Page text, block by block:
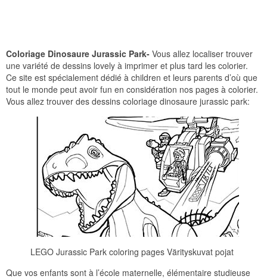
Coloriage Dinosaure Jurassic Park- Vous allez localiser trouver
une variété de dessins lovely à imprimer et plus tard les colorier.
Ce site est spécialement dédié à children et leurs parents d’où que
tout le monde peut avoir fun en considération nos pages à colorier.
Vous allez trouver des dessins coloriage dinosaure jurassic park:
LEGO Jurassic Park coloring pages Värityskuvat pojat
Que vos enfants sont à l’école maternelle, élémentaire studieuse